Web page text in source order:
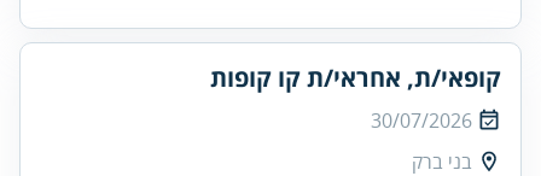
קופאי/ת, אחראי/ת קו קופות
30/07/2026
בני ברק